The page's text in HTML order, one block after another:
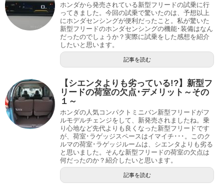
ホンダから発売されている新型フリードの試乗に行
ってきました。今回の試乗で驚いたのは、予想以上
にホンダセンシングが便利だったこと。私が驚いた
新型フリードのホンダセンシングの機能･装備はなん
だったのでしょうか？実際に試乗をした感想を紹介
したいと思います。
記事を読む
【シエンタよりも劣っている!?】新型フ
リードの荷室の欠点･デメリット～その
１～
ホンダの人気コンパクトミニバン新型フリードがフ
ルモデルチェンジをして、新発売されましたね。乗
り心地など先代よりも良くなった新型フリードです
が、荷室･ラゲッジスペースはイマイチ･･･。このク
ルマの荷室･ラゲッジルームは、シエンタよりも劣る
と思いました。そんな新型フリードの荷室の欠点は
何だったのか？紹介したいと思います。
記事を読む